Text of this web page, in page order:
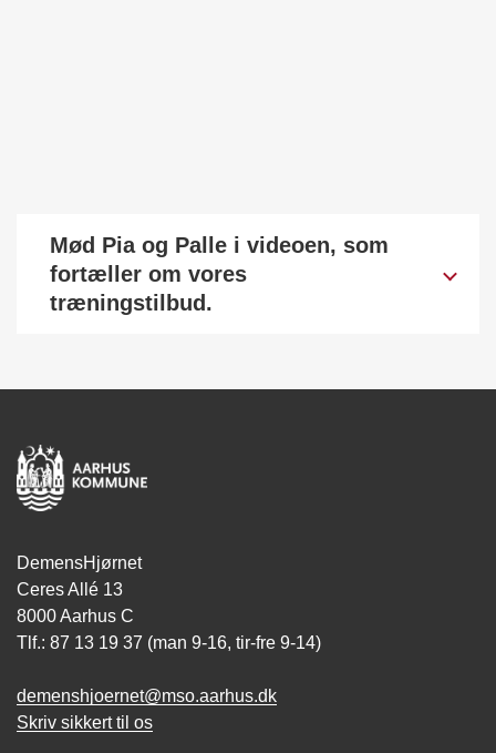
Mød Pia og Palle i videoen, som
fortæller om vores
træningstilbud.
DemensHjørnet
Ceres Allé 13
8000 Aarhus C
Tlf.: 87 13 19 37 (man 9-16, tir-fre 9-14)
demenshjoernet@mso.aarhus.dk
Skriv sikkert til os